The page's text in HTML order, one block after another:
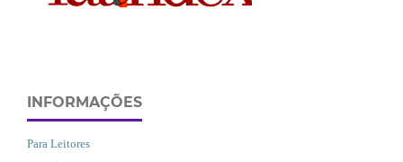
INFORMAÇÕES
Para Leitores